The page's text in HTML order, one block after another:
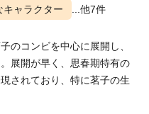
キャラクター ...他7件
のコンビを中心に展開し、
展開が早く、思春期特有の
されており、特に茗子の生